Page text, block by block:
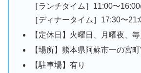
［ランチタイム］11:00〜
［ディナータイム］17:30〜
【定休日】火曜日、月曜夜、
【場所】熊本県阿蘇市一の宮
【駐車場】有り